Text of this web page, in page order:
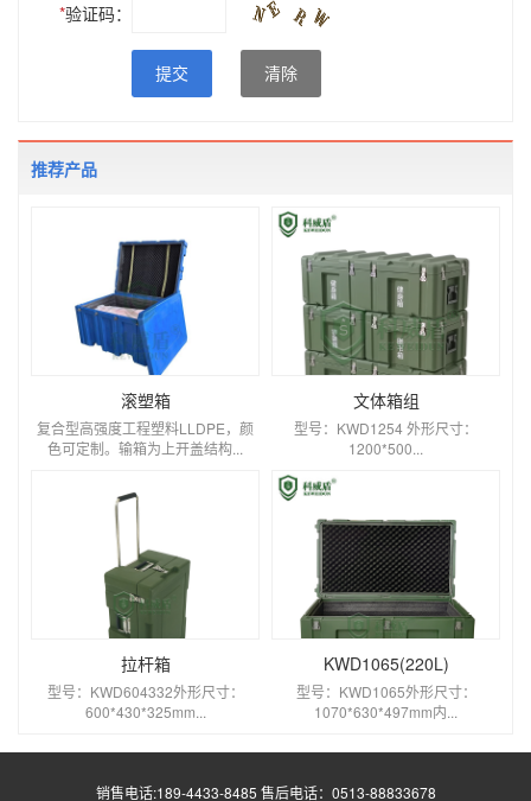
*验证码：
提交 清除
推荐产品
滚塑箱
复合型高强度工程塑料LLDPE，颜
色可定制。输箱为上开盖结构...
文体箱组
型号：KWD1254 外形尺寸：
1200*500...
拉杆箱
型号：KWD604332外形尺寸：
600*430*325mm...
KWD1065(220L)
型号：KWD1065外形尺寸：
1070*630*497mm内...
销售电话:189-4433-8485 售后电话：0513-88833678